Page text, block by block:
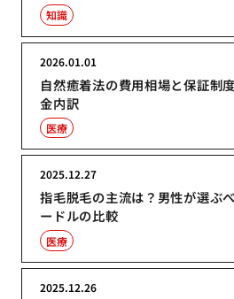
知識
自然癒着法の費用相場と保証制
金内訳
2026.01.01
医療
指毛脱毛の主流は？男性が選ぶ
ードルの比較
2025.12.27
医療
2025.12.26